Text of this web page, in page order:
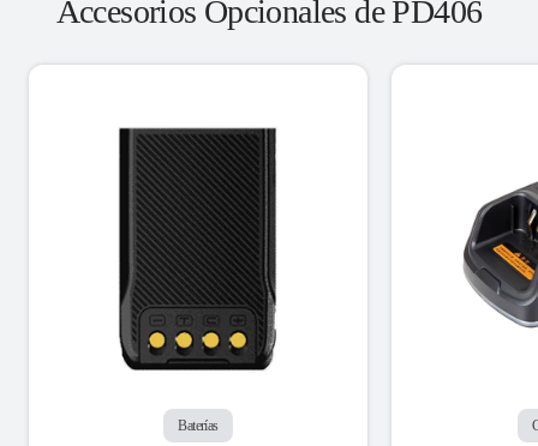
Accesorios Opcionales de PD406
Baterías